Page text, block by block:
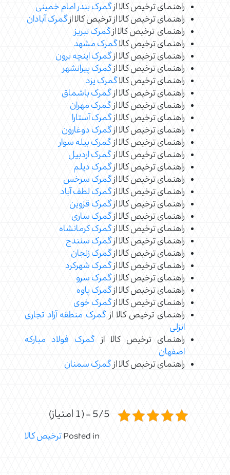
راهنمای ترخیص کالا ازگمرک بندر امام خمینی
راهنمای ترخیص کالا از ترخیص کالا ازگمرک آبادان
راهنمای ترخیص کالا ازگمرک تبریز
راهنمای ترخیص کالاگمرک مشهد
راهنمای ترخیص کالا ازگمرک اینچه برون
راهنمای ترخیص کالا ازگمرک پیرانشهر
راهنمای ترخیص کالاگمرک یزد
راهنمای ترخیص کالا ازگمرک باشماق
راهنمای ترخیص کالا ازگمرک مهران
راهنمای ترخیص کالا ازگمرک آستارا
راهنمای ترخیص کالا ازگمرک دوغارون
راهنمای ترخیص کالا ازگمرک بیله سوار
راهنمای ترخیص کالا ازگمرک اردبیل
راهنمای ترخیص کالا ازگمرک دیلم
راهنمای ترخیص کالا ازگمرک سرخس
راهنمای ترخیص کالا ازگمرک لطف آباد
راهنمای ترخیص کالا ازگمرک قزوین
راهنمای ترخیص کالا ازگمرک ساری
راهنمای ترخیص کالا ازگمرک کرمانشاه
راهنمای ترخیص کالا ازگمرک سنندج
راهنمای ترخیص کالا ازگمرک زنجان
راهنمای ترخیص کالا ازگمرک شهرکرد
راهنمای ترخیص کالا ازگمرک سرو
راهنمای ترخیص کالا ازگمرک پاوه
راهنمای ترخیص کالا ازگمرک خوی
راهنمای ترخیص کالا ازگمرک منطقه آزاد تجاری
انزلی
راهنمای ترخیص کالا ازگمرک فولاد مبارکه
اصفهان
راهنمای ترخیص کالا ازگمرک سمنان
5/5 - (1 امتیاز)
Posted inترخیص کالا